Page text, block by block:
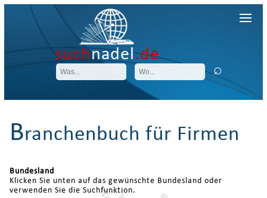
suchnadel.de
Branchenbuch für Firmen
Bundesland
Klicken Sie unten auf das gewünschte Bundesland oder
verwenden Sie die Suchfunktion.